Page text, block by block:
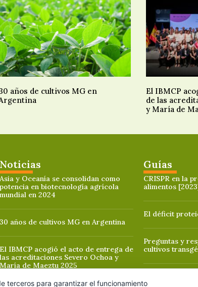
años de cultivos MG en
El IBMCP
de las
y María de
Noticias
Asia y Oceanía se consolidan como
potencia en biotecnología agrícola
mundial en 2024
30 años de cultivos MG en Argentina
El IBMCP acogió el acto de entrega de
las acreditaciones Severo Ochoa y
María de Maeztu 2025
Guías
CRISPR en la
alimentos
El déficit
Preguntas y
cultivos
terceros para garantizar el funcionamiento